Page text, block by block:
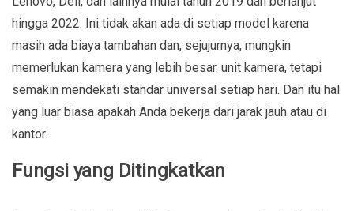
hingga 2022. Ini tidak akan ada di setiap model karena
masih ada biaya tambahan dan, sejujurnya, mungkin
memerlukan kamera yang lebih besar. unit kamera, tetapi
semakin mendekati standar universal setiap hari. Dan itu hal
yang luar biasa apakah Anda bekerja dari jarak jauh atau di
kantor.
Fungsi yang Ditingkatkan